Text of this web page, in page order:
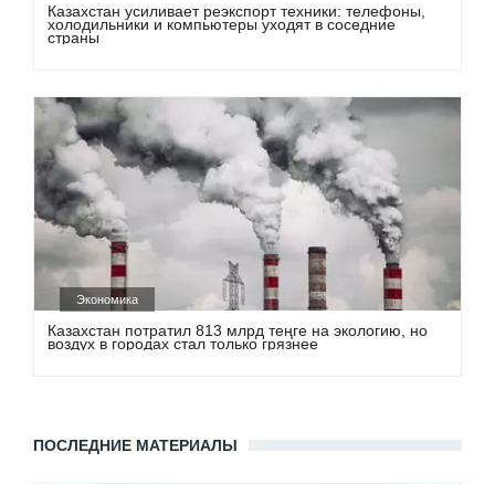
Казахстан усиливает реэкспорт техники: телефоны,
холодильники и компьютеры уходят в соседние
страны
Экономика
Казахстан потратил 813 млрд теңге на экологию, но
воздух в городах стал только грязнее
ПОСЛЕДНИЕ МАТЕРИАЛЫ